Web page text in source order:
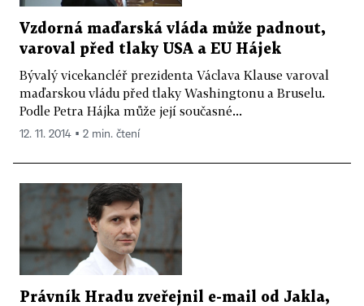
Vzdorná maďarská vláda může padnout,
varoval před tlaky USA a EU Hájek
Bývalý vicekancléř prezidenta Václava Klause varoval
maďarskou vládu před tlaky Washingtonu a Bruselu.
Podle Petra Hájka může její současné...
12. 11. 2014 ▪ 2 min. čtení
Právník Hradu zveřejnil e-mail od Jakla,